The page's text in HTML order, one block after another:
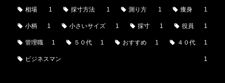
相場 1 採寸方法 1 測り方 1 痩身 1
小柄 1 小さいサイズ 1 採寸 1 役員 1
管理職 1 ５０代 1 おすすめ 1 ４０代 1
ビジネスマン 1